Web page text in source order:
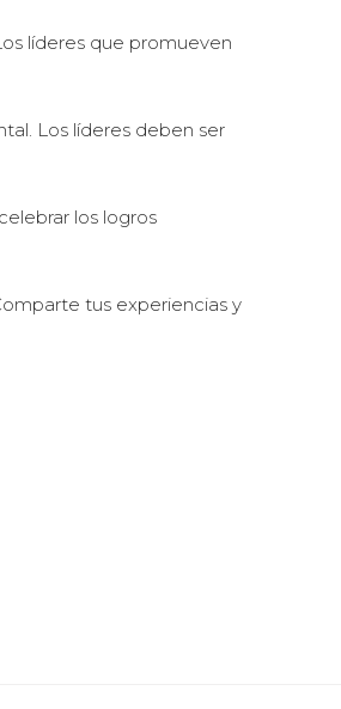
líderes que promueven
Los líderes deben ser
los logros
tus experiencias y